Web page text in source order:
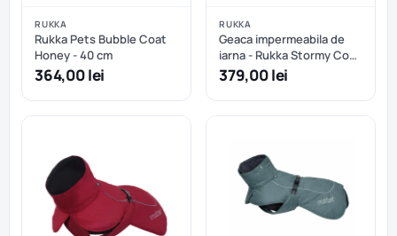
RUKKA
Rukka Pets Bubble Coat
Honey - 40 cm
364,00 lei
RUKKA
Geaca impermeabila de
iarna - Rukka Stormy Coat
- Abricot - 50 cm
379,00 lei